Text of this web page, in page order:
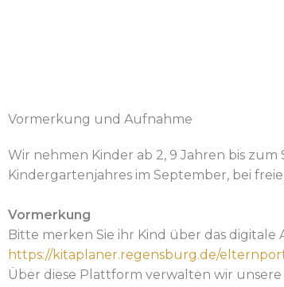
Vormerkung und Aufnahme
Wir nehmen Kinder ab 2, 9 Jahren bis
Kindergartenjahres im September, bei
Vormerkung
Bitte merken Sie ihr Kind über das
https://kitaplaner.regensburg.de/
Über diese Plattform verwalten wir